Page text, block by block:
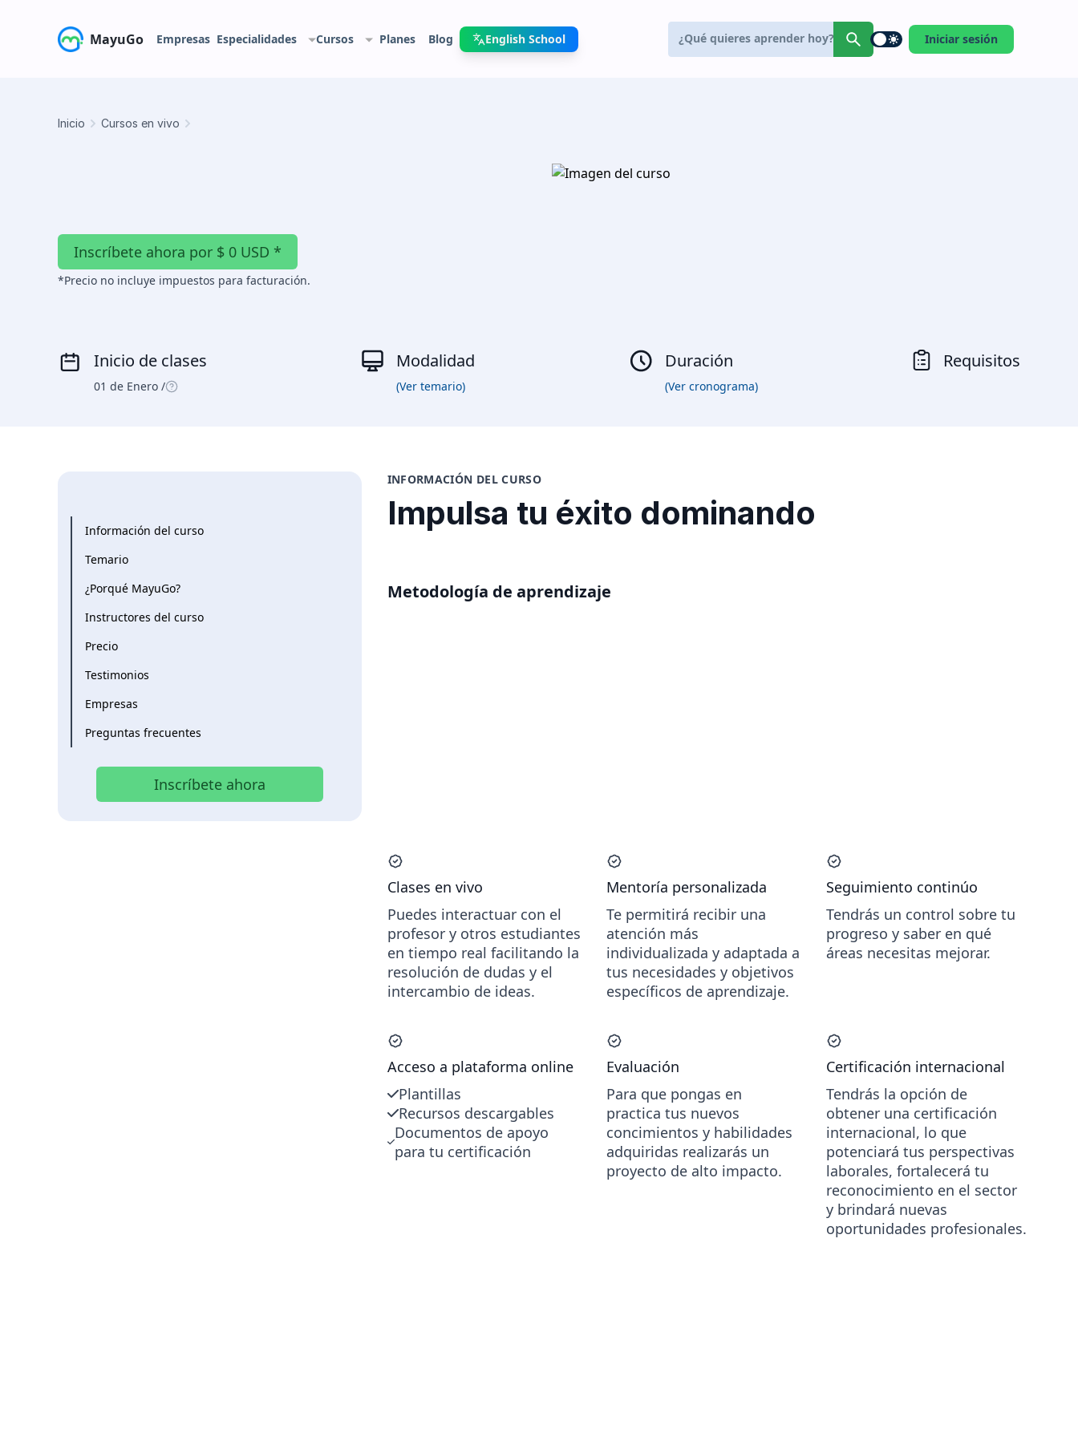
MayuGo Empresas Especialidades Cursos Planes Blog English School Iniciar sesión
Inicio Cursos en vivo
Inscríbete ahora por $ 0 USD *
*Precio no incluye impuestos para facturación.
Inicio de clases
01 de Enero /
Modalidad
(Ver temario)
Duración
(Ver cronograma)
Requisitos
Información del curso
Temario
¿Porqué MayuGo?
Instructores del curso
Precio
Testimonios
Empresas
Preguntas frecuentes
Inscríbete ahora
INFORMACIÓN DEL CURSO
Impulsa tu éxito dominando
Metodología de aprendizaje
Clases en vivo
Puedes interactuar con el
profesor y otros estudiantes
en tiempo real facilitando la
resolución de dudas y el
intercambio de ideas.
Mentoría personalizada
Te permitirá recibir una
atención más
individualizada y adaptada a
tus necesidades y objetivos
específicos de aprendizaje.
Seguimiento continúo
Tendrás un control sobre tu
progreso y saber en qué
áreas necesitas mejorar.
Acceso a plataforma online
Plantillas
Recursos descargables
Documentos de apoyo
para tu certificación
Evaluación
Para que pongas en
practica tus nuevos
concimientos y habilidades
adquiridas realizarás un
proyecto de alto impacto.
Certificación internacional
Tendrás la opción de
obtener una certificación
internacional, lo que
potenciará tus perspectivas
laborales, fortalecerá tu
reconocimiento en el sector
y brindará nuevas
oportunidades profesionales.